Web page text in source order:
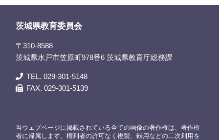
茨城県教育委員会
〒310-8588
茨城県水戸市笠原町978番6 茨城県教育庁総務課
TEL. 029-301-5148
FAX. 029-301-5139
当ウェブページに掲載されている全ての画像の著作権は、著作権
者に帰属します。権利者の許可なく複製、転用などの二次利用を